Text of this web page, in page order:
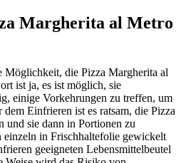
Margherita al Metro
Möglichkeit, die Pizza Margherita al
ist ja, es ist möglich, sie
einige Vorkehrungen zu treffen, um
Einfrieren ist es ratsam, die Pizza
und sie dann in Portionen zu
einzeln in Frischhaltefolie gewickelt
geeigneten Lebensmittelbeutel